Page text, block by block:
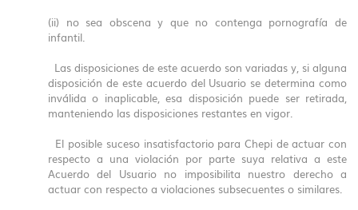
(ii) no sea obscena y que no contenga pornografía de
infantil.
Las disposiciones de este acuerdo son variadas y, si alguna
disposición de este acuerdo del Usuario se determina como
inválida o inaplicable, esa disposición puede ser retirada,
manteniendo las disposiciones restantes en vigor.
El posible suceso insatisfactorio para Chepi de actuar con
respecto a una violación por parte suya relativa a este
Acuerdo del Usuario no imposibilita nuestro derecho a
actuar con respecto a violaciones subsecuentes o similares.